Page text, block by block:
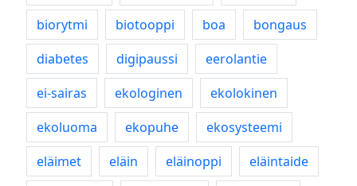
biorytmi
biotooppi boa
bongaus
diabetes
digipaussi
eerolantie
ei-sairas
ekologinen
ekolokinen
ekoluoma
ekopuhe
ekosysteemi
eläimet
eläin eläinoppi
eläintaide